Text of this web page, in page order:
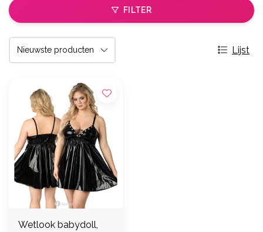
FILTER
Lijst
Wetlook babydoll,